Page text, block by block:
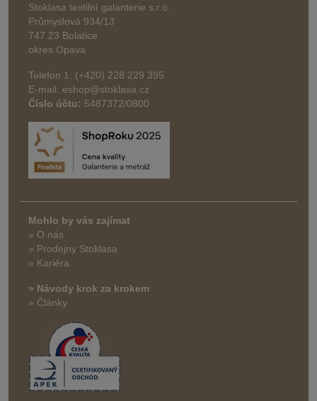
Stoklasa textilní galanterie s.r.o.
Průmyslová 934/13
747 23 Bolatice
okres Opava
Telefon 1: (+420) 228 229 395
E-mail: eshop@stoklasa.cz
Číslo účtu: 5487372/0800
Mohlo by vás zajímat
» O nás
» Prodejny Stoklasa
» Kariéra
» Návody krok za krokem
» Články